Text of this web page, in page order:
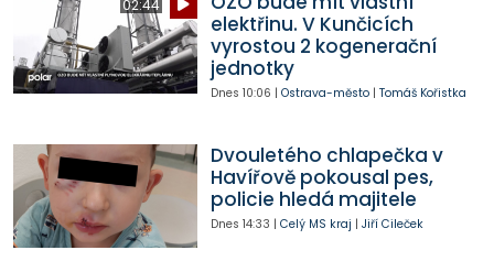
02:44
elektřinu. V Kunčicích
vyrostou 2 kogenerační
jednotky
Dnes 10:06 | Ostrava-město| Tomáš Kořistka
Dvouletého chlapečka v
Havířově pokousal pes,
policie hledá majitele
Dnes 14:33 | Celý MS kraj | Jiří Cileček